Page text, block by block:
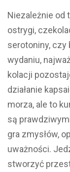
Niezależnie od
ostrygi,
serotoniny, czy
wydaniu,
kolacji
działanie
morza, ale to
są
gra zmysłów,
uważności.
stworzyć